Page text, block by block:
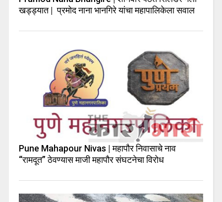
खड्ड्यात | प्रमोद नाना भानगिरे यांचा महापालिकेला सवाल
Pune Mahapour Nivas | महापौर निवासाचे नाव
“रामदूत” ठेवण्यास माजी महापौर संघटनेचा विरोध